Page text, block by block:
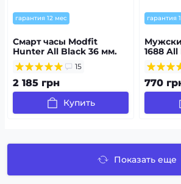
гарантия 12 мес
Смарт часы Modfit
Hunter All Black 36 мм.
15
2 185 грн
Купить
гарантия
1688
770
Показать еще